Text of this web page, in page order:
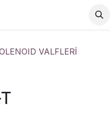
VALFLERİ